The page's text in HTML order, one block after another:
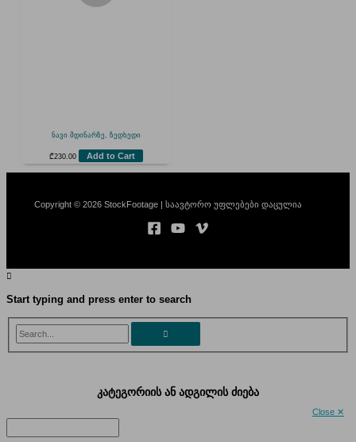
ნავი მდინარზე, ზედხედი
₾230.00 Add to Cart
Copyright © 2026 StockFootage | საავტორო უფლებები დაცულია
Start typing and press enter to search
Search...
Close ✕
კატეგორიის ან ადგილის ძიება